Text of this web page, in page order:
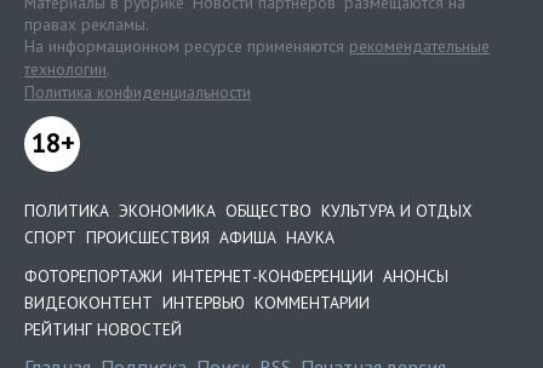
правах рекламы.
На информационном ресурсе применяются рекомендательные
технологии.
Политика конфиденциальности
18+
ПОЛИТИКА ЭКОНОМИКА ОБЩЕСТВО КУЛЬТУРА И ОТДЫХ
СПОРТ ПРОИСШЕСТВИЯ АФИША НАУКА
ФОТОРЕПОРТАЖИ ИНТЕРНЕТ-КОНФЕРЕНЦИИ АНОНСЫ
ВИДЕОКОНТЕНТ ИНТЕРВЬЮ КОММЕНТАРИИ
РЕЙТИНГ НОВОСТЕЙ